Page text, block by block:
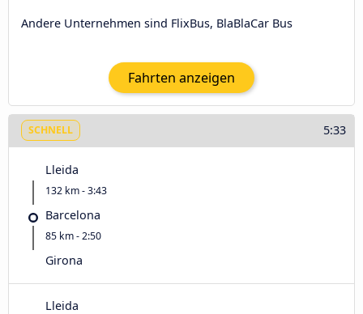
Andere Unternehmen sind FlixBus, BlaBlaCar Bus
Fahrten anzeigen
SCHNELL 5:33
Lleida
132 km - 3:43
Barcelona
85 km - 2:50
Girona
Lleida